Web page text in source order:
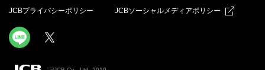
JCBプライバシーポリシー JCBソーシャルメディアポリシー